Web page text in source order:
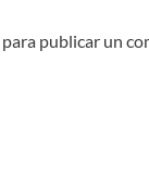
para publicar un